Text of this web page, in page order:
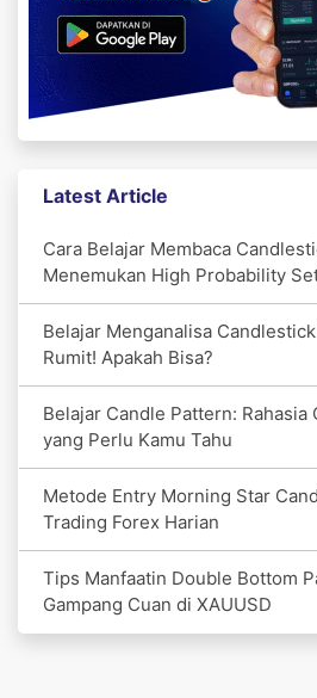
Latest Article
Cara Belajar Membaca
Menemukan High Probability
Belajar Menganalisa
Rumit! Apakah Bisa?
Belajar Candle Pattern: Rahasia
yang Perlu Kamu Tahu
Metode Entry Morning Star
Trading Forex Harian
Tips Manfaatin Double Bottom
Gampang Cuan di XAUUSD